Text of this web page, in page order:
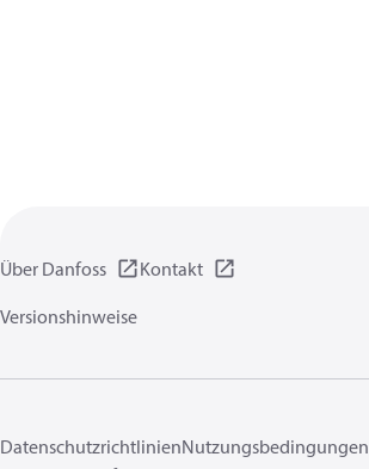
Über Danfoss
Kontakt
Versionshinweise
DatenschutzrichtlinienNutzungsbedingungen